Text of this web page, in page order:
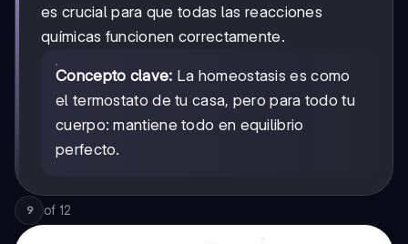
es crucial para que todas las reacciones
químicas funcionen correctamente.
Concepto clave: La homeostasis es como
el termostato de tu casa, pero para todo tu
cuerpo: mantiene todo en equilibrio
perfecto.
9 of 12